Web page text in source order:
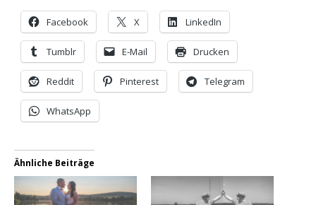
Facebook X LinkedIn
Tumblr E-Mail Drucken
Reddit Pinterest Telegram
WhatsApp
Ähnliche Beiträge